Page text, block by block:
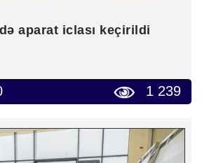
aparat iclası keçirildi
1 239